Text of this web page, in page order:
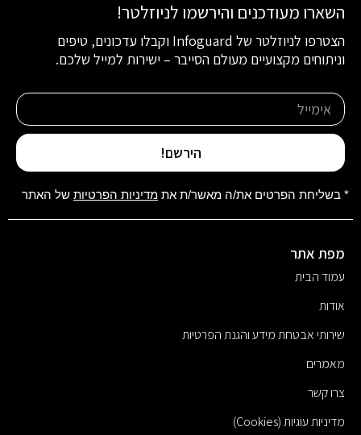
השארו מעודכנים והירשמו לניוזלטר!
הצטרפו לניוזלטר של Infoguard וקבלו עדכונים, טיפים
וניתוחים מקצועיים מעולם הסייבר – ישירות למייל שלכם.
הירשם!
* בשליחת הפרטים את/ה מאשר/ת את מדיניות הפרטיות של האתר
מפת אתר
עמוד הבית
אודות
שירותי אבטחת מידע והגנת הפרטיות
מאמרים
צרו קשר
מדיניות עוגיות (Cookies)